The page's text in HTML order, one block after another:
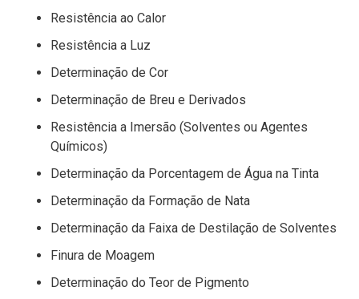
Resistência ao Calor
Resistência a Luz
Determinação de Cor
Determinação de Breu e Derivados
Resistência a Imersão (Solventes ou Agentes
Químicos)
Determinação da Porcentagem de Água na Tinta
Determinação da Formação de Nata
Determinação da Faixa de Destilação de Solventes
Finura de Moagem
Determinação do Teor de Pigmento